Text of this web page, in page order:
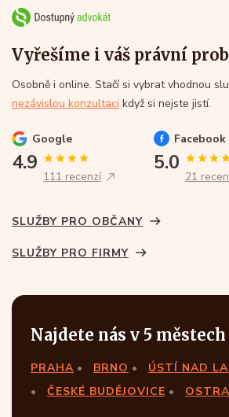
Vyřešíme i váš právní
Osobně i online. Stačí si vybrat vhodnou
nezávislou konzultaci když si nejste jistí.
Google
4.9
111 recenzí
Facebook
5.0
21
SLUŽBY PRO OBČANY
SLUŽBY PRO FIRMY
Najdete nás v 5 městech
PRAHA BRNO
ÚSTÍ NAD
ČESKÉ BUDĚJOVICE